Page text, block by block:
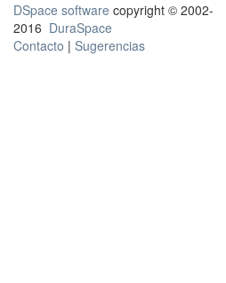
DSpace software copyright © 2002-
2016 DuraSpace
Contacto | Sugerencias